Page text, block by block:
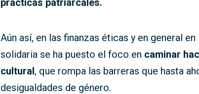
prácticas patriarcales.
Aún así, en las finanzas éticas y en general
solidaria se ha puesto el foco en caminar
cultural, que rompa las barreras que hasta
desigualdades de género.